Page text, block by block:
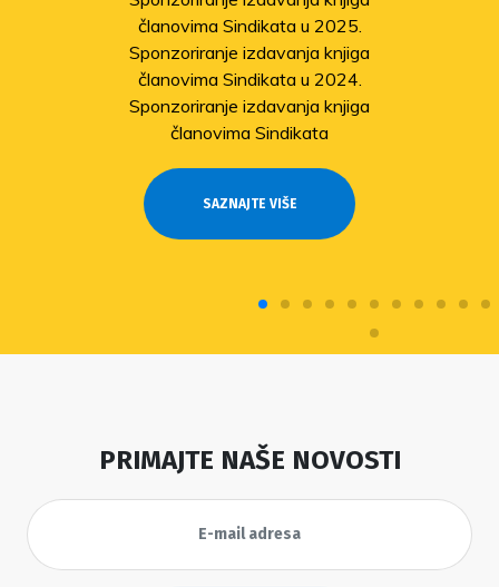
članovima Sindikata u 2025.
Sponzoriranje izdavanja knjiga
članovima Sindikata u 2024.
Sponzoriranje izdavanja knjiga
članovima Sindikata
SAZNAJTE VIŠE
PRIMAJTE NAŠE NOVOSTI